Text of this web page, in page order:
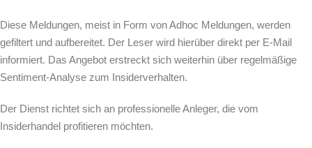
Diese Meldungen, meist in Form von Adhoc Meldungen, werden
gefiltert und aufbereitet. Der Leser wird hierüber direkt per E-Mail
informiert. Das Angebot erstreckt sich weiterhin über regelmäßige
Sentiment-Analyse zum Insiderverhalten.
Der Dienst richtet sich an professionelle Anleger, die vom
Insiderhandel profitieren möchten.